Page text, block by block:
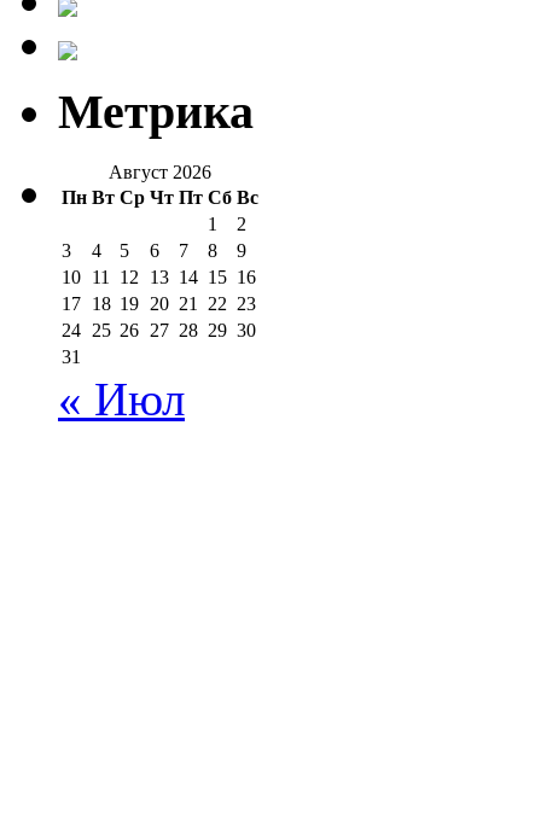
Метрика
Август 2026
Пн Вт Ср Чт Пт Сб Вс
1
2
3
4 5 6 7 8
9
10 11 12 13 14 15 16
17 18 19 20 21 22 23
24 25 26 27 28 29 30
31
« Июл